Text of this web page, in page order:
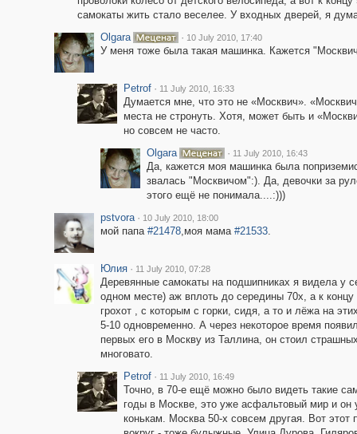
самокаты жить стало веселее. У входных дверей, я
Olgara
· 10 July 2010, 17:40
У меня тоже была такая машинка. Кажется
Petrof · 11 July 2010, 16:33
Думается мне, что это не «Москвич».
места не стронуть. Хотя, может быть и
но совсем не часто.
Olgara
· 11 July 2010, 16:43
Да, кажется моя машинка была
звалась "Москвичом":). Да, девочки за
этого ещё не понимала....:)))
pstvora · 10 July 2010, 18:00
мой папа #21478,моя мама #21533.
Юлия · 11 July 2010, 07:28
Деревянные самокаты на подшипниках я видела у
одном месте) аж вплоть до середины 70х, а к
грохот , с которым с горки, сидя, а то и лёжа на
5-10 одновременно. А через некоторое время
первых его в Москву из Таллина, он стоил
многовато.
Petrof · 11 July 2010, 16:49
Точно, в 70-е ещё можно было видеть такие
годы в Москве, это уже асфальтовый мир и он
конькам. Москва 50-х совсем другая. Вот